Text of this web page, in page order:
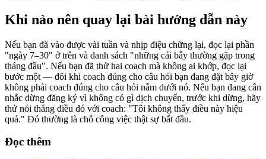
Khi nào nên quay lại bài hướng dẫn này
Nếu bạn đã vào được vài tuần và nhịp điệu chững lại, đọc lại phần
"ngày 7–30" ở trên và danh sách "những cái bẫy thường gặp trong
tháng đầu". Nếu bạn đã thử hai coach mà không ai khớp, đọc lại
bước một — đôi khi coach đúng cho câu hỏi bạn đang đặt bây giờ
không phải coach đúng cho câu hỏi nằm dưới nó. Nếu bạn đang cân
nhắc dừng đăng ký vì không có gì dịch chuyển, trước khi dừng, hãy
thử nói thẳng điều đó với coach: "Tôi không thấy điều này hiệu
quả." Đó thường là chỗ công việc thật sự bắt đầu.
Đọc thêm